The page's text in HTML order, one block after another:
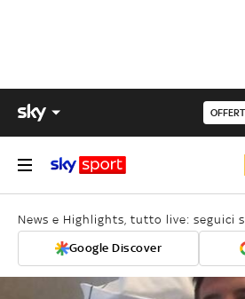
News e Highlights, tutto live: seguici
Google Discover